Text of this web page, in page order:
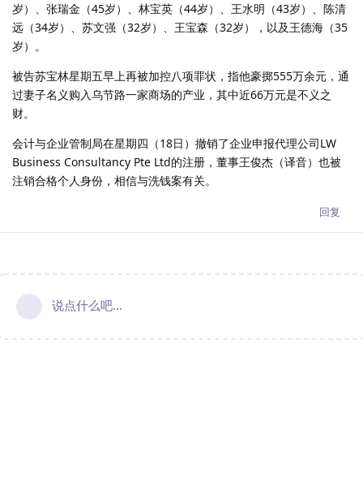
岁）、张瑞金（45岁）、林宝英（44岁）、王水明（43岁）、陈清
远（34岁）、苏文强（32岁）、王宝森（32岁），以及王德海（35
岁）。
被告苏宝林星期五早上再被加控八项罪状，指他豪掷555万余元，通
过妻子名义购入乌节路一家商场的产业，其中近66万元是不义之
财。
会计与企业管制局在星期四（18日）撤销了企业申报代理公司LW
Business Consultancy Pte Ltd的注册，董事王俊杰（译音）也被
注销合格个人身份，相信与洗钱案有关。
回复
说点什么吧...